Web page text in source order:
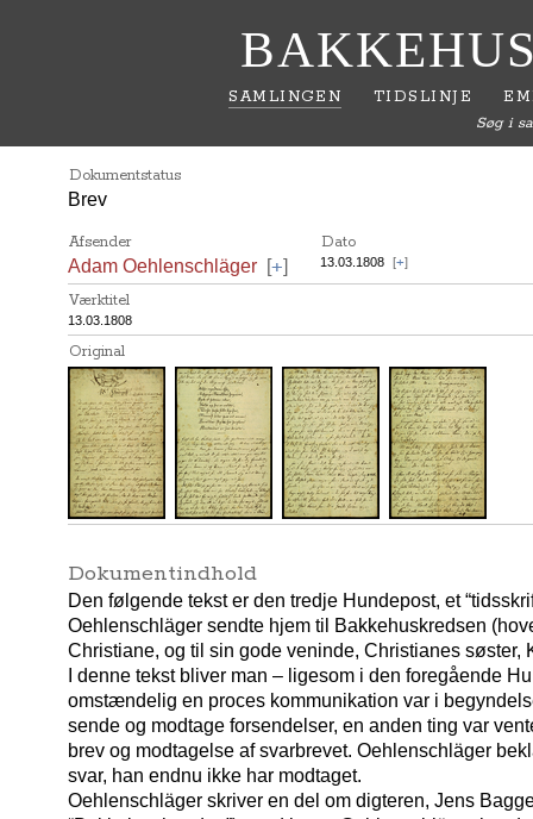
SAMLINGEN TIDSLINJE
Søg i
Dokumentstatus
Brev
Afsender Dato
Adam Oehlenschläger [+] 13.03.1808 [+]
Værktitel
13.03.1808
Original
Dokumentindhold
Den følgende tekst er den tredje Hundepost, et
Oehlenschläger sendte hjem til Bakkehuskredsen
Christiane, og til sin gode veninde, Christianes søster,
I denne tekst bliver man – ligesom i den foregående
omstændelig en proces kommunikation var i
sende og modtage forsendelser, en anden ting var
brev og modtagelse af svarbrevet. Oehlenschläger
svar, han endnu ikke har modtaget.
Oehlenschläger skriver en del om digteren, Jens